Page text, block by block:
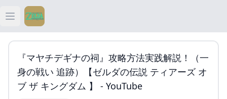
Open main menu
ティアキン
ティアキン 祠
ティアキン 武器
『マヤチデギナの祠』攻略方法実践解説！（一
身の戦い 追跡）【ゼルダの伝説 ティアーズ オ
ブ ザ キングダム 】 - YouTube